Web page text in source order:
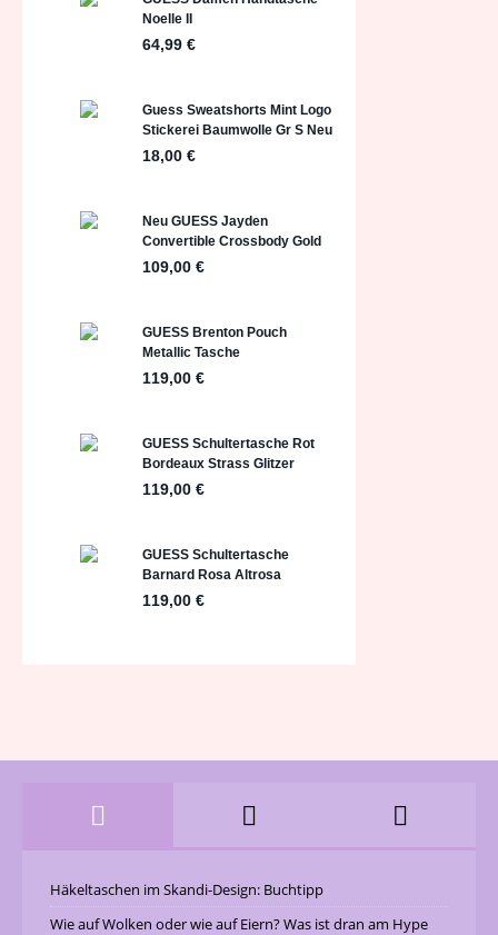
Häkeltaschen im Skandi-Design: Buchtipp
Wie auf Wolken oder wie auf Eiern? Was ist dran am Hype